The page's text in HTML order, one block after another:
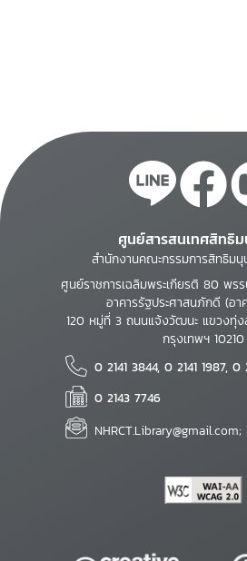
ศูนย์สารสนเทศสิทธิ
สำนักงานคณะกรรมการสิทธิม
ศูนย์ราชการเฉลิมพระเกียรติ 80 พร
อาคารรัฐประศาสนภักดี (อา
120 หมู่ที่ 3 ถนนแจ้งวัฒนะ แขวงทุ่
กรุงเทพฯ 10210
0 2141 3844, 0 2141 1987, 0
0 2143 7746